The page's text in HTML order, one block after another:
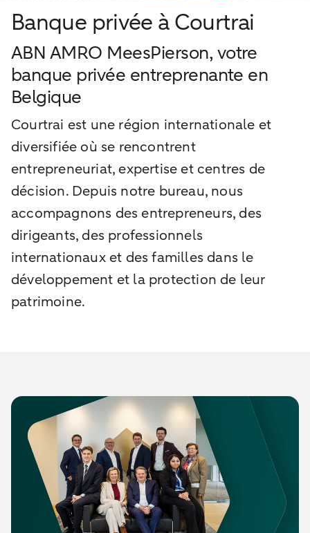
Banque privée à Courtrai
ABN AMRO MeesPierson, votre
banque privée entreprenante en
Belgique
Courtrai est une région internationale et
diversifiée où se rencontrent
entrepreneuriat, expertise et centres de
décision. Depuis notre bureau, nous
accompagnons des entrepreneurs, des
dirigeants, des professionnels
internationaux et des familles dans le
développement et la protection de leur
patrimoine.